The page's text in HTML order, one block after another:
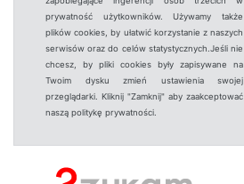
prywatność użytkowników. Używamy także
plików cookies, by ułatwić korzystanie z naszych
serwisów oraz do celów statystycznych.Jeśli nie
chcesz, by pliki cookies były zapisywane na
Twoim dysku zmień ustawienia swojej
przeglądarki. Kliknij "Zamknij" aby zaakceptować
naszą politykę prywatności.